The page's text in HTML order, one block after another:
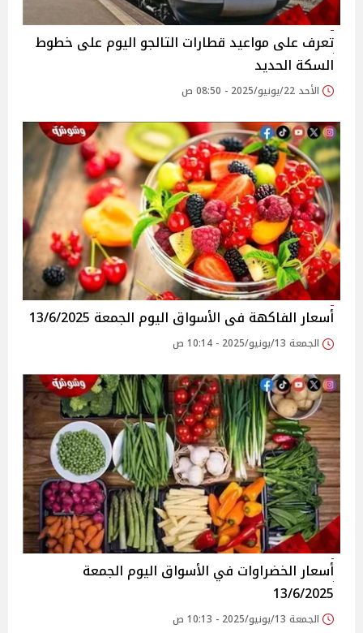
تعرف على مواعيد قطارات التالجو اليوم على خطوط
السكة الحديد
الأحد 22/يونيو/2025 - 08:50 ص
أسعار الفاكهة فى الأسواق‎‎ اليوم الجمعة 13/6/2025
الجمعة 13/يونيو/2025 - 10:14 ص
أسعار الخضراوات في الأسواق‎‎ اليوم الجمعة
13/6/2025
الجمعة 13/يونيو/2025 - 10:13 ص